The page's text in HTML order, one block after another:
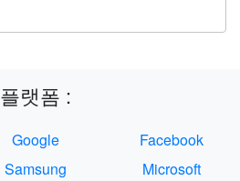
플랫폼 :
Google
Facebook
Samsung
Microsoft